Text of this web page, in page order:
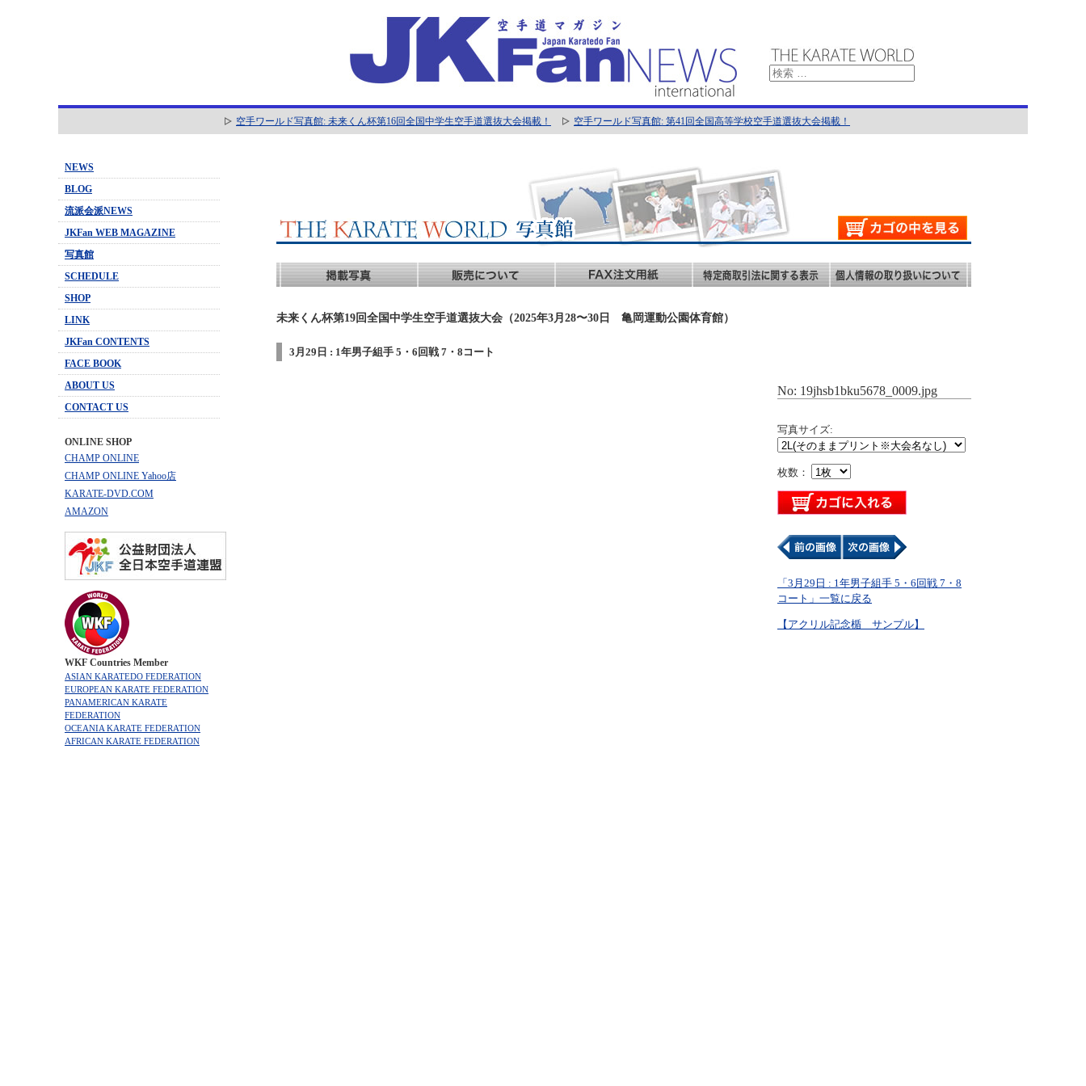
空手ワールド写真館: 未来くん杯第16回全国中学生空手道選抜大会掲載！ 空手ワールド写真館: 第41回全国高等学校空手道選抜大会掲載！
NEWS
BLOG
流派会派NEWS
JKFan WEB MAGAZINE
写真館
SCHEDULE
SHOP
LINK
JKFan CONTENTS
FACE BOOK
ABOUT US
CONTACT US
ONLINE SHOP
CHAMP ONLINE
CHAMP ONLINE Yahoo店
KARATE-DVD.COM
AMAZON
WKF Countries Member
ASIAN KARATEDO FEDERATION
EUROPEAN KARATE FEDERATION
PANAMERICAN KARATE
FEDERATION
OCEANIA KARATE FEDERATION
AFRICAN KARATE FEDERATION
未来くん杯第19回全国中学生空手道選抜大会（2025年3月28〜30日 亀岡運動公園体育館）
3月29日 : 1年男子組手 5・6回戦 7・8コート
No: 19jhsb1bku5678_0009.jpg
写真サイズ:
枚数：
「3月29日 : 1年男子組手 5・6回戦 7・8
コート」一覧に戻る
【アクリル記念楯 サンプル】